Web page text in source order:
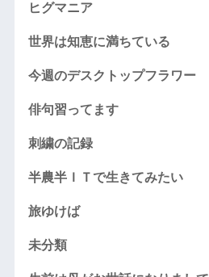
ヒグマニア
世界は知恵に満ちている
今週のデスクトップフラワー
俳句習ってます
刺繍の記録
半農半ＩＴで生きてみたい
旅ゆけば
未分類